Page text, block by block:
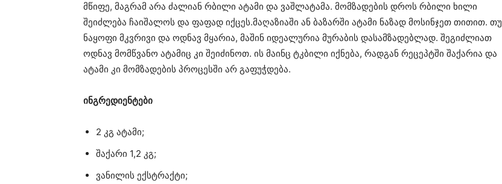
მწიფე, მაგრამ არა ძალიან რბილი ატამი და ვაშლატამა. მომზადების დროს რბილი ხილი
შეიძლება ჩაიშალოს და ფაფად იქცეს.მაღაზიაში ან ბაზარში ატამი ნაზად მოსინჯეთ თითით. თუ
ნაყოფი მკვრივი და ოდნავ მყარია, მაშინ იდეალურია მურაბის დასამზადებლად. შეგიძლიათ
ოდნავ მომწვანო ატამიც კი შეიძინოთ. ის მაინც ტკბილი იქნება, რადგან რეცეპტში შაქარია და
ატამი კი მომზადების პროცესში არ გაფუჭდება.
ინგრედიენტები
2 კგ ატამი;
შაქარი 1,2 კგ;
ვანილის ექსტრაქტი;